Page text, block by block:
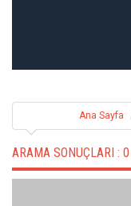
Ana Sayfa
ARAMA SONUÇLARI :